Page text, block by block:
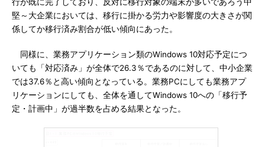
堅～大企業においては、移行に掛かる労力や影響度の大きさが関
係してか移行済み割合が低い傾向にあった。
同様に、業務アプリケーション類のWindows 10対応予定につ
いても「対応済み」が全体で26.3％であるのに対して、中小企業
では37.6％と高い傾向となっている。業務PCにしても業務アプ
リケーションにしても、全体を通してWindows 10への「移行予
定・計画中」が過半数を占める結果となった。